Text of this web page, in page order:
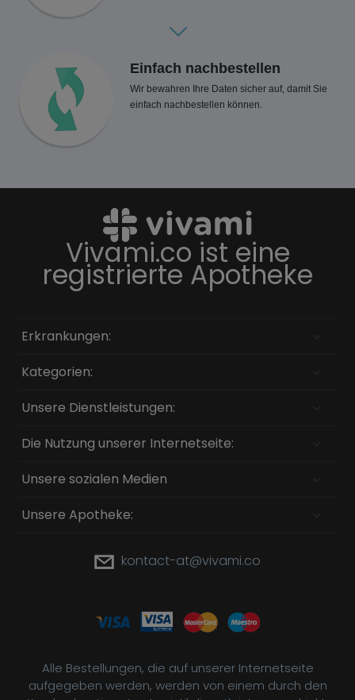
Einfach nachbestellen
Wir bewahren Ihre Daten sicher auf, damit Sie
einfach nachbestellen können.
Vivami.co ist eine
registrierte Apotheke
Erkrankungen:
Kategorien:
Unsere Dienstleistungen:
Die Nutzung unserer Internetseite:
Unsere sozialen Medien
Unsere Apotheke:
kontact-at@vivami.co
Alle Bestellungen, die auf unserer Internetseite
aufgegeben werden, werden von einem durch den